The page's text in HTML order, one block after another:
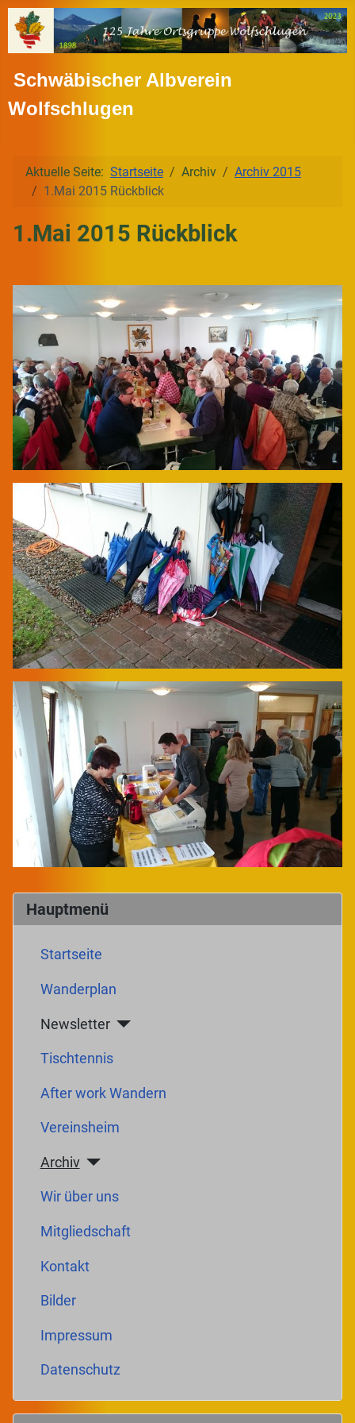
Schwäbischer Albverein
Wolfschlugen
Hauptmenü
Startseite
Wanderplan
Newsletter
Tischtennis
After work Wandern
Vereinsheim
Archiv
Wir über uns
Mitgliedschaft
Kontakt
Bilder
Impressum
Datenschutz
Aktuelle Seite: Startseite Archiv
Archiv 2015
1.Mai 2015 Rückblick
1.Mai 2015 Rückblick